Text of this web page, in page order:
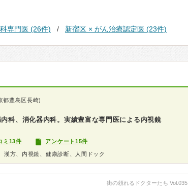
専門医 (26件) 新宿区 × がん治療認定医 (23件)
都豊島区長崎)
科、消化器内科。実績豊富な専門医による内視鏡
ミ13件 アンケート15件
漢方、内視鏡、健康診断、人間ドック
街の頼れるドクターたち Vol.035